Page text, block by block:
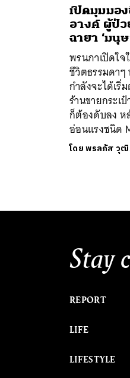
เปิดมุมมอ
อางค์ ผู้ป่
ฉายา ‘มนุ
พรนภาเปิดใจ
ชีวิตธรรมดา
กำลังจะได้เริ่
ร้านขายกระเ
ก็ต้องดับลง ห
อ่อนแรงชนิด
โดยพรลภัส วุ
Stay
REPORT
LIFE
LIFESTYLE